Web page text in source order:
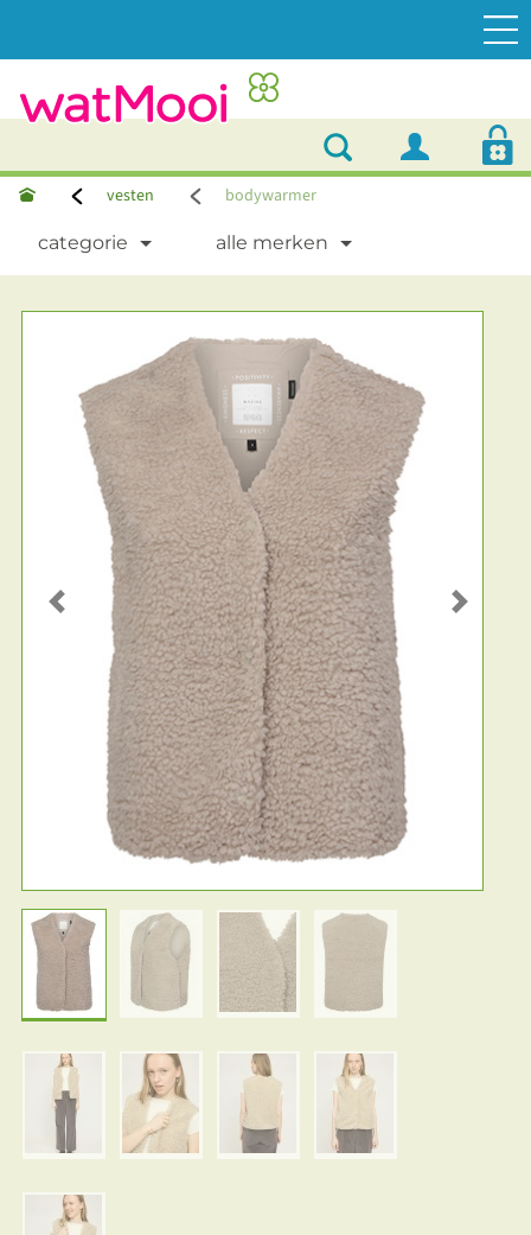
vesten bodywarmer
categorie alle merken
Previous Next